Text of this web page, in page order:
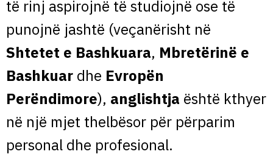
të rinj aspirojnë të studiojnë ose të
punojnë jashtë (veçanërisht në
Shtetet e Bashkuara, Mbretërinë e
Bashkuar dhe Evropën
Perëndimore), anglishtja është kthyer
në një mjet thelbësor për përparim
personal dhe profesional.